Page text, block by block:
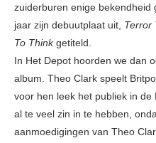
zuiderburen enige bekendheid
jaar zijn debuutplaat uit, Terror
To Thinkgetiteld.
In Het Depot hoorden we dan
album. Theo Clark speelt
voor hen leek het publiek in
al te veel zin in te hebben,
aanmoedigingen van Theo